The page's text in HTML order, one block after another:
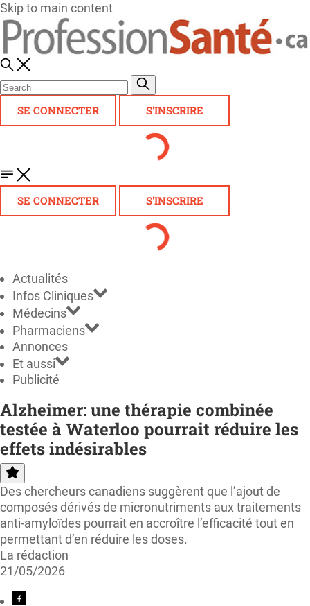
Skip to main content
SE CONNECTER S'INSCRIRE
SE CONNECTER S'INSCRIRE
Actualités
Infos Cliniques
Médecins
Pharmaciens
Annonces
Et aussi
Publicité
Alzheimer: une thérapie combinée
testée à Waterloo pourrait réduire les
effets indésirables
Des chercheurs canadiens suggèrent que l’ajout de
composés dérivés de micronutriments aux traitements
anti-amyloïdes pourrait en accroître l’efficacité tout en
permettant d’en réduire les doses.
La rédaction
21/05/2026